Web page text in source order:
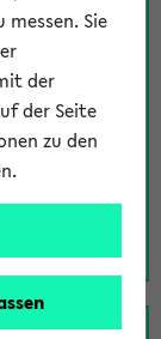
Der BIS
leisten.
die Ihre
auf der
Sie
der
der Seite
zu den